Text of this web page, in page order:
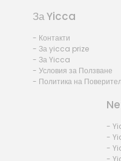
За Yicca
- Контакти
- За yicca prize
- За Yicca
- Условия за Ползване
- Политика на
-
-
-
-